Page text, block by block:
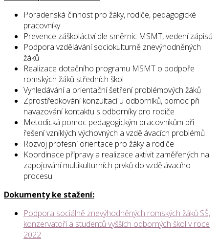
Poradenská činnost pro žáky, rodiče, pedagogické
pracovníky
Prevence záškoláctví dle směrnic MSMT, vedení zápisů
Podpora vzdělávání sociokulturně znevýhodněných
žáků
Realizace dotačního programu MSMT o podpoře
romských žáků středních škol
Vyhledávání a orientační šetření problémových žáků
Zprostředkování konzultací u odborníků, pomoc při
navazování kontaktu s odborníky pro rodiče
Metodická pomoc pedagogickým pracovníkům při
řešení vzniklých výchovných a vzdělávacích problémů
Rozvoj profesní orientace pro žáky a rodiče
Koordinace přípravy a realizace aktivit zaměřených na
zapojování multikulturních prvků do vzdělávacího
procesu
Dokumenty ke stažení:
Podpora sociálně znevýhodněných romských žáků SŠ,
konzervatoří a studentů vyšších odborných škol v roce
2022